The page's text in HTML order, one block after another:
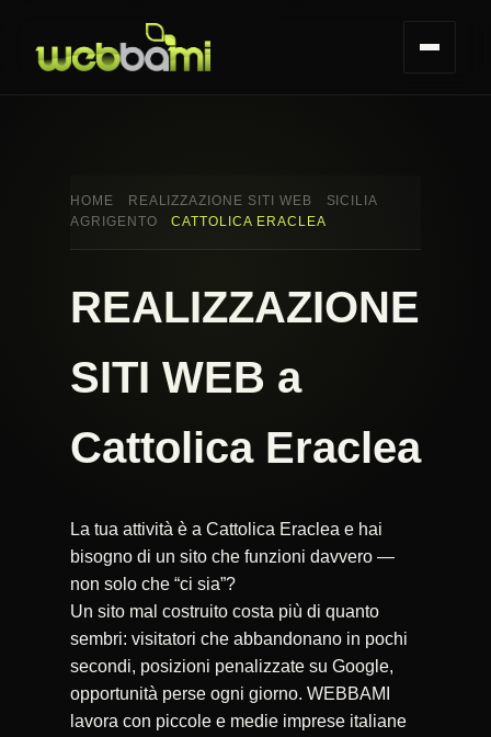
HOME REALIZZAZIONE SITI WEB
SICILIA
AGRIGENTO
CATTOLICA ERACLEA
REALIZZAZIONE
SITI WEB a
Cattolica Eraclea
La tua attività è a Cattolica Eraclea e hai
bisogno di un sito che funzioni davvero —
non solo che “ci sia”?
Un sito mal costruito costa più di quanto
sembri: visitatori che abbandonano in pochi
secondi, posizioni penalizzate su Google,
opportunità perse ogni giorno. WEBBAMI
lavora con piccole e medie imprese italiane